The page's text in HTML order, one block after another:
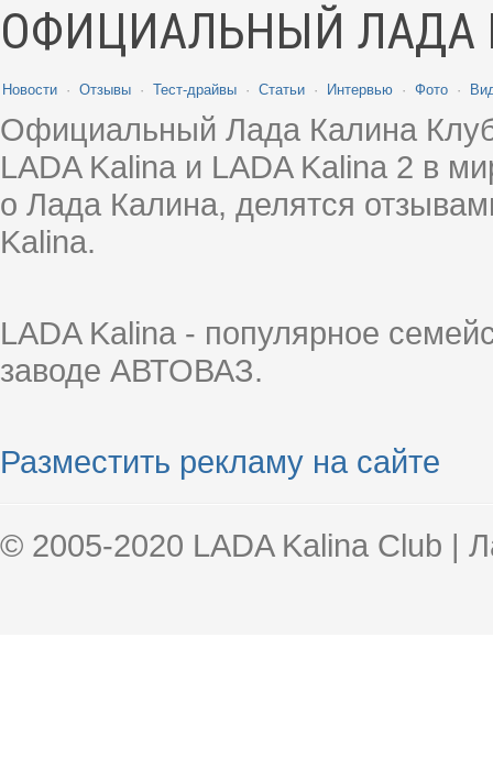
ОФИЦИАЛЬНЫЙ ЛАДА
Новости · Отзывы · Тест-драйвы · Статьи · Интервью · Фото ·
Официальный Лада Калина
LADA Kalina и LADA Kalina 2 в
о Лада Калина, делятся
Kalina.
LADA Kalina - популярное
заводе АВТОВАЗ.
Разместить рекламу на сайте
© 2005-2020 LADA Kalina Club |